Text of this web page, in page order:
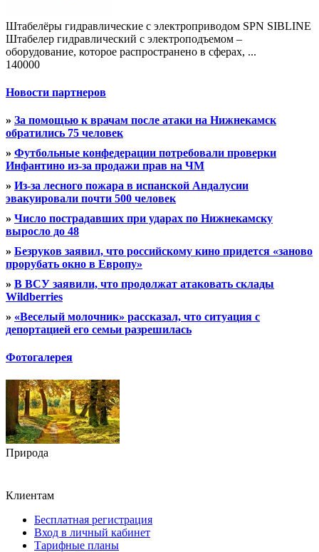
Штабелёры гидравлические с электроприводом SPN SIBLINE
Штабелер гидравлический с электроподъемом –
оборудование, которое распространено в сферах, ...
140000
Новости партнеров
» За помощью к врачам после атаки на Нижнекамск
обратились 75 человек
» Футбольные конфедерации потребовали проверки
Инфантино из-за продажи прав на ЧМ
» Из-за лесного пожара в испанской Андалусии
эвакуировали почти 500 человек
» Число пострадавших при ударах по Нижнекамску
выросло до 48
» Безруков заявил, что российскому кино придется «заново
прорубать окно в Европу»
» В ВСУ заявили, что продолжат атаковать склады
Wildberries
» «Веселый молочник» рассказал, что ситуация с
депортацией его семьи разрешилась
Фотогалерея
Природа
Клиентам
Бесплатная регистрация
Вход в личный кабинет
Тарифные планы